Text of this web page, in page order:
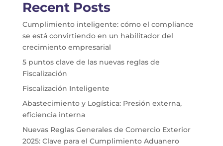
Recent Posts
Cumplimiento inteligente: cómo el compliance
se está convirtiendo en un habilitador del
crecimiento empresarial
5 puntos clave de las nuevas reglas de
Fiscalización
Fiscalización Inteligente
Abastecimiento y Logística: Presión externa,
eficiencia interna
Nuevas Reglas Generales de Comercio Exterior
2025: Clave para el Cumplimiento Aduanero